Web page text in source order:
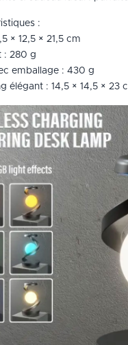
:
× 12,5 × 21,5 cm
: 280 g
emballage : 430 g
élégant : ‎14,5 × 14,5 × 23